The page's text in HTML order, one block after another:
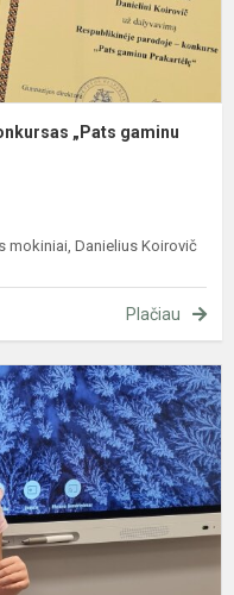
„Pats gaminu
mokiniai, Danielius Koirovič
Plačiau